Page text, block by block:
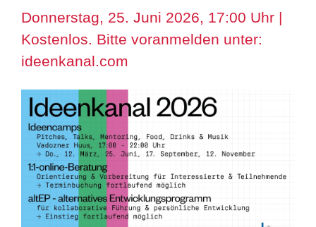
Donnerstag, 25. Juni 2026, 17:00 Uhr |
Kostenlos. Bitte voranmelden unter:
ideenkanal.com